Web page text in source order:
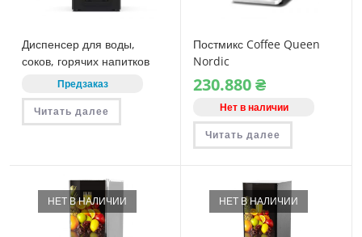
Диспенсер для воды,
соков, горячих напитков
Zerica Natura
Предзаказ
Читать далее
Постмикс Coffee Queen
Nordic
230.880₴
Нет в наличии
Читать далее
НЕТ В НАЛИЧИИ НЕТ В НАЛИЧИИ